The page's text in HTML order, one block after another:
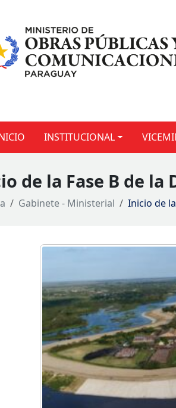
INSTITUCIONAL
de la Fase B de la
Gabinete - Ministerial Inicio de